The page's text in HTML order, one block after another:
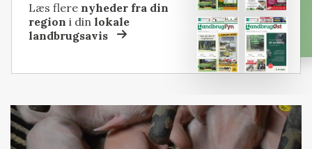
Læs flere nyheder fra din
region i dinlokale
landbrugsavis